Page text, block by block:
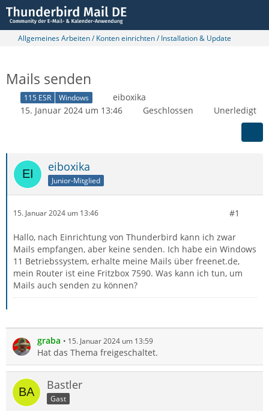
Allgemeines Arbeiten / Konten einrichten / Installation & Update
Mails senden
115 ESR Windows
eiboxika
15. Januar 2024 um 13:46
Geschlossen Unerledigt
eiboxika
Junior-Mitglied
15. Januar 2024 um 13:46 #1
Hallo, nach Einrichtung von Thunderbird kann ich zwar
Mails empfangen, aber keine senden. Ich habe ein Windows
11 Betriebssystem, erhalte meine Mails über freenet.de,
mein Router ist eine Fritzbox 7590. Was kann ich tun, um
Mails auch senden zu können?
graba 15. Januar 2024 um 13:59
Hat das Thema freigeschaltet.
Bastler
Gast